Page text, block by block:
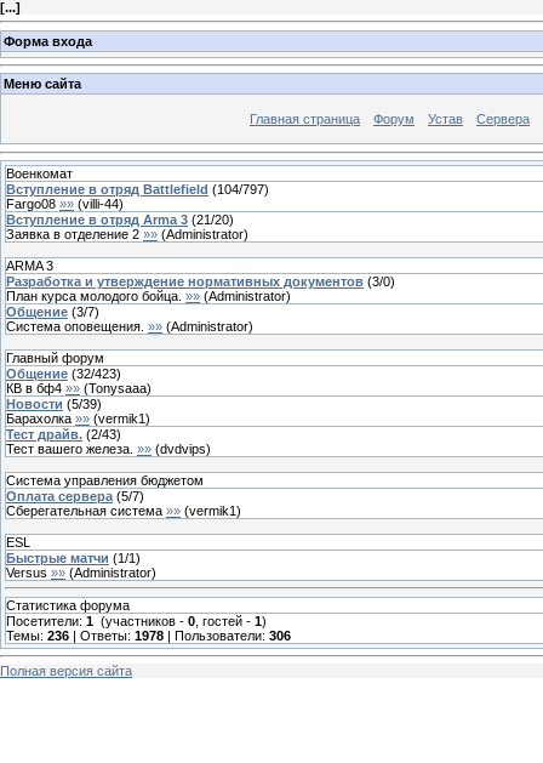
[...]
Форма входа
Меню сайта
Главная страница Форум Устав Сервера
Военкомат
Вступление в отряд Battlefield (104/797)
Fargo08 »» (villi-44)
Вступление в отряд Arma 3 (21/20)
Заявка в отделение 2 »» (Administrator)
ARMA 3
Разработка и утверждение нормативных документов (3/0)
План курса молодого бойца. »» (Administrator)
Общение (3/7)
Система оповещения. »» (Administrator)
Главный форум
Общение (32/423)
КВ в бф4 »» (Tonysaaa)
Новости (5/39)
Барахолка »» (vermik1)
Тест драйв. (2/43)
Тест вашего железа. »» (dvdvips)
Система управления бюджетом
Оплата сервера (5/7)
Сберегательная система »» (vermik1)
ESL
Быстрые матчи (1/1)
Versus »» (Administrator)
Статистика форума
Посетители: 1 (участников - 0 , гостей - 1)
Темы: 236 | Ответы: 1978 | Пользователи: 306
Полная версия сайта